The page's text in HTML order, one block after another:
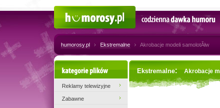
Codzienna dawka humoru
humorosy.pl Ekstremalne Akrobacje modeli samolotĂłw
Ekstremalne: Akrobacje
Kategorie plików
Reklamy telewizyjne
Zabawne